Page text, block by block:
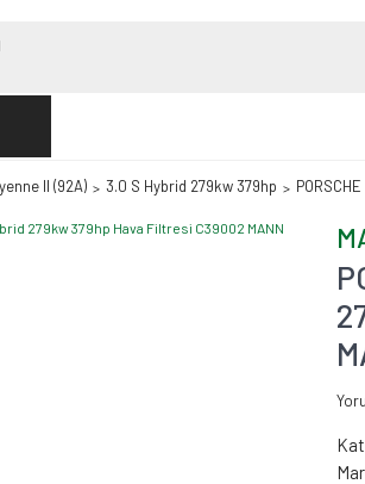
II (92A) 3.0 S Hybrid 279kw 379hp